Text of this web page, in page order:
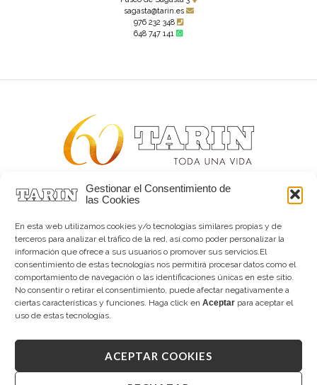
Gestionar el Consentimiento de
las Cookies
En esta web utilizamos cookies y/o tecnologías similares propias y de
terceros para analizar el tráfico de la red, así como poder personalizar la
información que ofrece a sus usuarios o promover sus servicios.El
consentimiento de estas tecnologías nos permitirá procesar datos como el
comportamiento de navegación o las identificaciones únicas en este sitio.
No consentir o retirar el consentimiento, puede afectar negativamente a
ciertas características y funciones. Haga click en Aceptar para aceptar el
uso de estas tecnologías.
ACEPTAR COOKIES
sagasta@tarin.es
976 232 348
648 747 141
Alta joyería desde 1963
Tarín Magazine
Contacto
Copyright © 2026 Tarín Joyeros
Aviso legal|Política de uso|Política de privacidad